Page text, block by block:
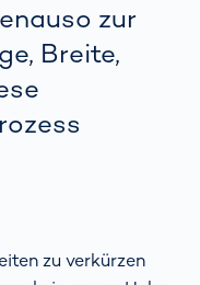
zur
Breite,
zu verkürzen